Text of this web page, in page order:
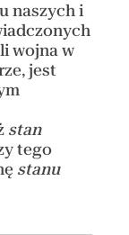
naszych i
wojna w
jest
stan
tego
stanu